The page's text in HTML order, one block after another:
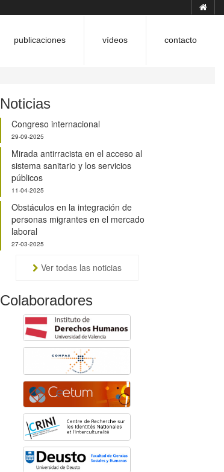
publicaciones vídeos contacto
Noticias
Congreso internacional
29-09-2025
Mirada antirracista en el acceso al
sistema sanitario y los servicios
públicos
11-04-2025
Obstáculos en la integración de
personas migrantes en el mercado
laboral
27-03-2025
Ver todas las noticias
Colaboradores